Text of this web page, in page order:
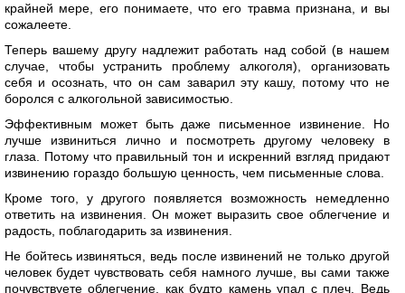
крайней мере, его понимаете, что его травма признана, и вы
сожалеете.
Теперь вашему другу надлежит работать над собой (в нашем
случае, чтобы устранить проблему алкоголя), организовать
себя и осознать, что он сам заварил эту кашу, потому что не
боролся с алкогольной зависимостью.
Эффективным может быть даже письменное извинение. Но
лучше извиниться лично и посмотреть другому человеку в
глаза. Потому что правильный тон и искренний взгляд придают
извинению гораздо большую ценность, чем письменные слова.
Кроме того, у другого появляется возможность немедленно
ответить на извинения. Он может выразить свое облегчение и
радость, поблагодарить за извинения.
Не бойтесь извиняться, ведь после извинений не только другой
человек будет чувствовать себя намного лучше, вы сами также
почувствуете облегчение, как будто камень упал с плеч. Ведь